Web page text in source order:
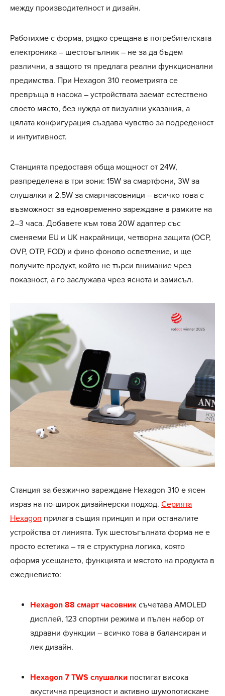
между производителност и дизайн.
Работихме с форма, рядко срещана в потребителската
електроника – шестоъгълник – не за да бъдем
различни, а защото тя предлага реални функционални
предимства. При Hexagon 310 геометрията се
превръща в насока – устройствата заемат естествено
своето място, без нужда от визуални указания, а
цялата конфигурация създава чувство за подреденост
и интуитивност.
Станцията предоставя обща мощност от 24W,
разпределена в три зони: 15W за смартфони, 3W за
слушалки и 2.5W за смартчасовници – всичко това с
възможност за едновременно зареждане в рамките на
2–3 часа. Добавете към това 20W адаптер със
сменяеми EU и UK накрайници, четворна защита (OCP,
OVP, OTP, FOD) и фино фоново осветление, и ще
получите продукт, който не търси внимание чрез
показност, а го заслужава чрез яснота и замисъл.
Станция за безжично зареждане Hexagon 310 е ясен
израз на по-широк дизайнерски подход. Серията
Hexagon прилага същия принцип и при останалите
устройства от линията. Тук шестоъгълната форма не е
просто естетика – тя е структурна логика, която
оформя усещането, функцията и мястото на продукта в
ежедневието:
Hexagon 88 смарт часовник съчетава AMOLED
дисплей, 123 спортни режима и пълен набор от
здравни функции – всичко това в балансиран и
лек дизайн.
Hexagon 7 TWS слушалки постигат висока
акустична прецизност и активно шумопотискане